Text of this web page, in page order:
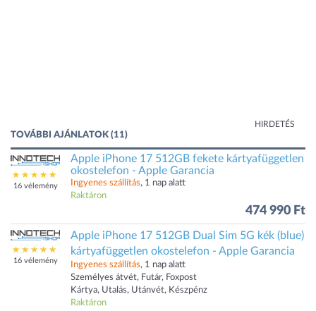
HIRDETÉS
TOVÁBBI AJÁNLATOK (11)
16 vélemény
Apple iPhone 17 512GB fekete kártyafüggetlen
okostelefon - Apple Garancia
Ingyenes szállítás, 1 nap alatt
Raktáron
474 990 Ft
16 vélemény
Apple iPhone 17 512GB Dual Sim 5G kék (blue)
kártyafüggetlen okostelefon - Apple Garancia
Ingyenes szállítás, 1 nap alatt
Személyes átvét, Futár, Foxpost
Kártya, Utalás, Utánvét, Készpénz
Raktáron